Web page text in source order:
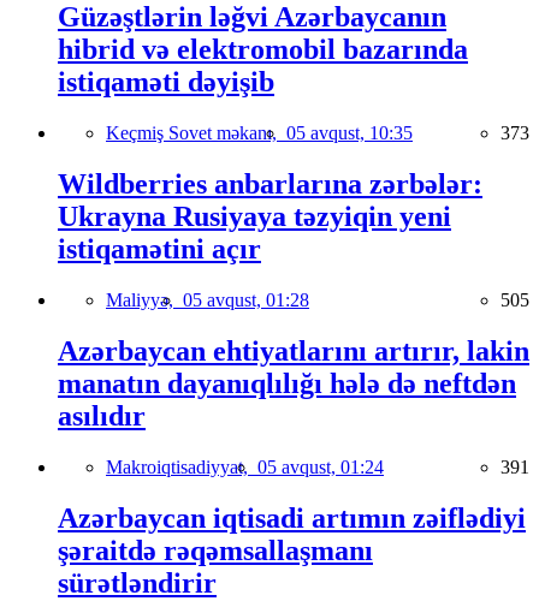
Güzəştlərin ləğvi Azərbaycanın
hibrid və elektromobil bazarında
istiqaməti dəyişib
Keçmiş Sovet məkanı, 05 avqust, 10:35 373
Wildberries anbarlarına zərbələr:
Ukrayna Rusiyaya təzyiqin yeni
istiqamətini açır
Maliyyə, 05 avqust, 01:28 505
Azərbaycan ehtiyatlarını artırır, lakin
manatın dayanıqlılığı hələ də neftdən
asılıdır
Makroiqtisadiyyat, 05 avqust, 01:24 391
Azərbaycan iqtisadi artımın zəiflədiyi
şəraitdə rəqəmsallaşmanı
sürətləndirir